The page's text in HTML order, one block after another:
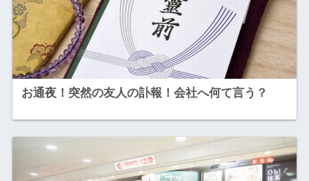
お通夜！突然の友人の訃報！会社へ何て言う？